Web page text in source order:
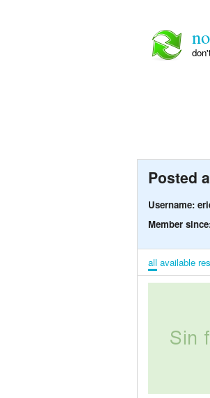
Posted
Username:
Member
all available